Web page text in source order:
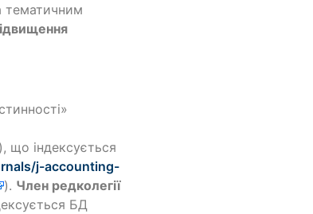
тематичним
що індексується
j-accounting-
). Член редколегії
БД